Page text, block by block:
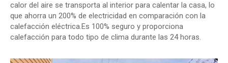
calor del aire se transporta al interior para calentar la casa, lo
que ahorra un 200% de electricidad en comparación con la
calefacción eléctrica.Es 100% seguro y proporciona
calefacción para todo tipo de clima durante las 24 horas.